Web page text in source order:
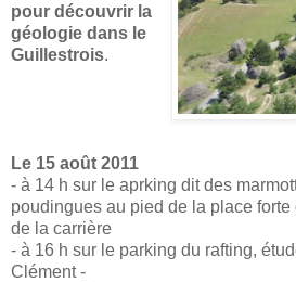
pour découvrir la
géologie dans le
Guillestrois.
Le 15 août 2011
- à 14 h sur le aprking dit des
poudingues au pied de la place
de la carrière
- à 16 h sur le parking du rafting,
Clément -